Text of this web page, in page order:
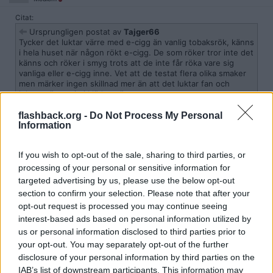
flashback.org - Do Not Process My Personal
Information
If you wish to opt-out of the sale, sharing to third parties, or
processing of your personal or sensitive information for
targeted advertising by us, please use the below opt-out
section to confirm your selection. Please note that after your
opt-out request is processed you may continue seeing
interest-based ads based on personal information utilized by
us or personal information disclosed to third parties prior to
your opt-out. You may separately opt-out of the further
disclosure of your personal information by third parties on the
IAB’s list of downstream participants. This information may
Citat:
Ursprungligen postat av Tajger66
Tycker det luktar värre med e-cigg än vanlig tobaksrök, känns
i hela huset när någon rökt e-cigg. De som röker tror inte det
känns och röker i smyg trots att de inte får röka vare sig
vanliga eller e-cigg inne. Vet att de testat flera olika smaker
men märker ingen skillnad mer än att det luktar fan och
lukten sätter sig i kläder, väggar mm.
Hur kan ånga sätta sig i grejer,och lukta? För e-cigg utsöndrar väl
ånga?
2015-11-06, 18:44
Tajger66
Medlem
Citat:
Ursprungligen postat avSjukdom-1854
Hur kan ånga sätta sig i grejer,och lukta? För e-cigg
utsöndrar väl ånga?
Har ingen aning, provsmakade för några veckor sen och det
smakade som en stark cigarett. Slutade röka för ca 15år sen.